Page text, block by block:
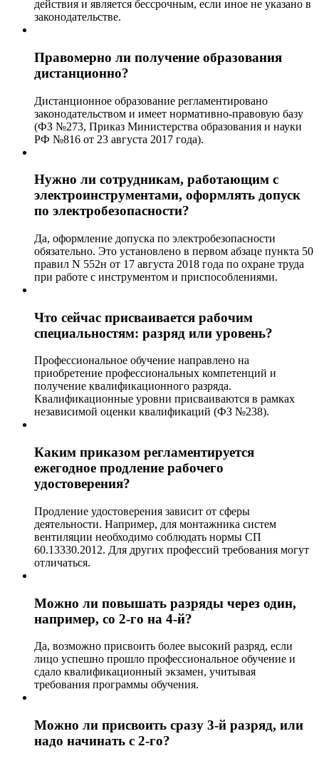
действия и является бессрочным, если иное не указано в
законодательстве.
Правомерно ли получение образования
дистанционно?
Дистанционное образование регламентировано
законодательством и имеет нормативно-правовую базу
(ФЗ №273, Приказ Министерства образования и науки
РФ №816 от 23 августа 2017 года).
Нужно ли сотрудникам, работающим с
электроинструментами, оформлять допуск
по электробезопасности?
Да, оформление допуска по электробезопасности
обязательно. Это установлено в первом абзаце пункта 50
правил N 552н от 17 августа 2018 года по охране труда
при работе с инструментом и приспособлениями.
Что сейчас присваивается рабочим
специальностям: разряд или уровень?
Профессиональное обучение направлено на
приобретение профессиональных компетенций и
получение квалификационного разряда.
Квалификационные уровни присваиваются в рамках
независимой оценки квалификаций (ФЗ №238).
Каким приказом регламентируется
ежегодное продление рабочего
удостоверения?
Продление удостоверения зависит от сферы
деятельности. Например, для монтажника систем
вентиляции необходимо соблюдать нормы СП
60.13330.2012. Для других профессий требования могут
отличаться.
Можно ли повышать разряды через один,
например, со 2-го на 4-й?
Да, возможно присвоить более высокий разряд, если
лицо успешно прошло профессиональное обучение и
сдало квалификационный экзамен, учитывая
требования программы обучения.
Можно ли присвоить сразу 3-й разряд, или
надо начинать с 2-го?